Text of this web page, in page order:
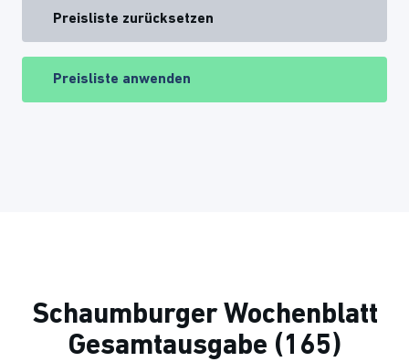
Preisliste zurücksetzen
Preisliste anwenden
Schaumburger Wochenblatt
Gesamtausgabe (165)